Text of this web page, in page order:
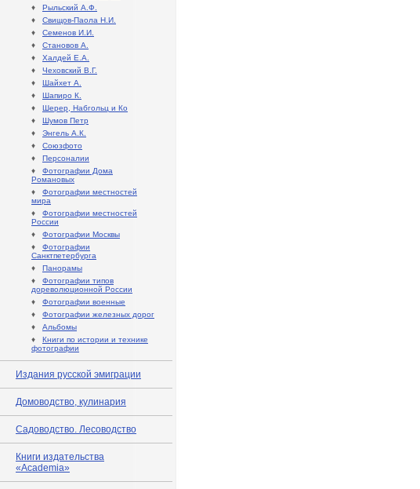
♦ Рыльский А.Ф.
♦ Свищов-Паола Н.И.
♦ Семенов И.И.
♦ Становов А.
♦ Халдей Е.А.
♦ Чеховский В.Г.
♦ Шайхет А.
♦ Шапиро К.
♦ Шерер, Набгольц и Ко
♦ Шумов Петр
♦ Энгель А.К.
♦ Союзфото
♦ Персоналии
♦ Фотографии Дома
Романовых
♦ Фотографии местностей
мира
♦ Фотографии местностей
России
♦ Фотографии Москвы
♦ Фотографии
Санктпетербурга
♦ Панорамы
♦ Фотографии типов
дореволюционной России
♦ Фотографии военные
♦ Фотографии железных дорог
♦ Альбомы
♦ Книги по истории и технике
фотографии
Издания русской эмиграции
Домоводство, кулинария
Садоводство. Лесоводство
Книги издательства
«Academia»